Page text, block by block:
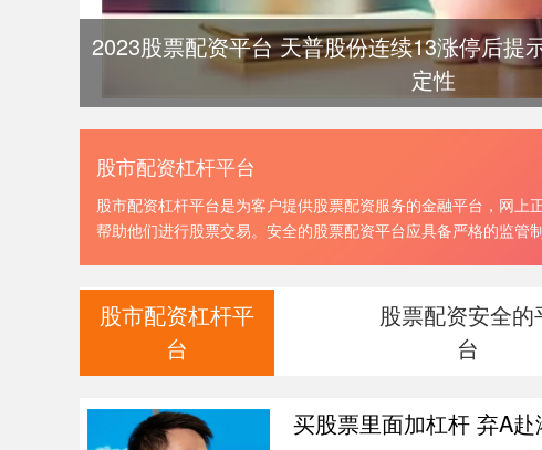
2023股票配资平台 天普股份连续13涨停后提
定性
股市配资杠杆平台
股市配资杠杆平台是为客户提供股票配资服务的金融平台，网上
帮助他们进行股票交易。安全的股票配资平台应具备严格的监管
股市配资杠杆平
台
股票配资安全的
台
买股票里面加杠杆 弃A